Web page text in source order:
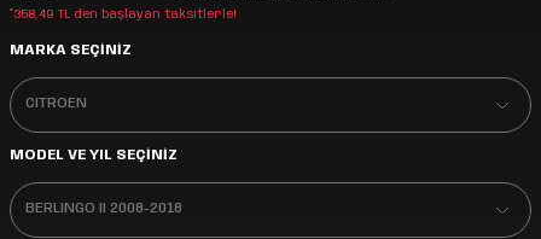
*358,49 TL den başlayan taksitlerle!
MARKA SEÇİNİZ
MODEL VE YIL SEÇİNİZ